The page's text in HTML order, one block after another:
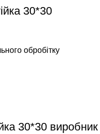
30*30
обробітку
30*30 виробник